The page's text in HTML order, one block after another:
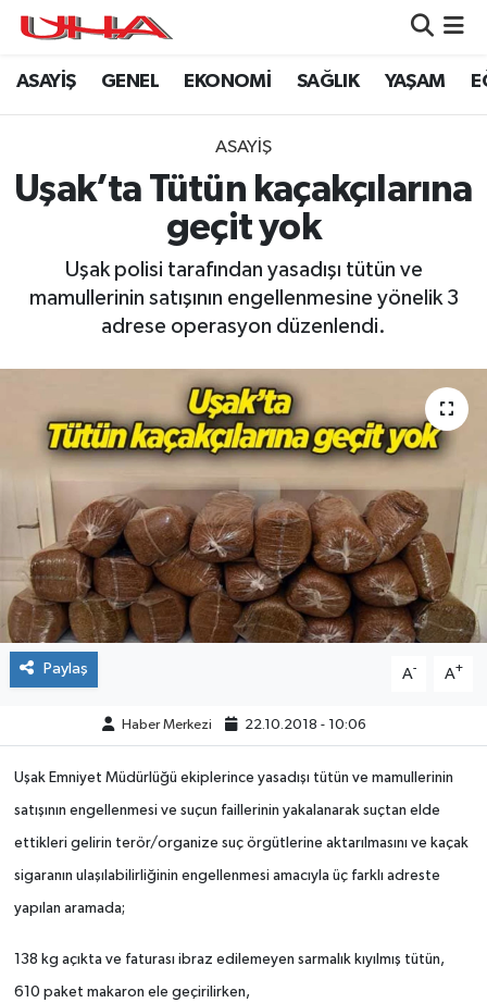
ASAYİŞ GENEL EKONOMİ SAĞLIK YAŞAM
ASAYİŞ
Uşak’ta Tütün kaçakçılarına
geçit yok
Uşak polisi tarafından yasadışı tütün ve
mamullerinin satışının engellenmesine yönelik 3
adrese operasyon düzenlendi.
Paylaş A- A+
Haber Merkezi 22.10.2018 - 10:06
Uşak Emniyet Müdürlüğü ekiplerince yasadışı tütün ve mamullerinin
satışının engellenmesi ve suçun faillerinin yakalanarak suçtan elde
ettikleri gelirin terör/organize suç örgütlerine aktarılmasını ve kaçak
sigaranın ulaşılabilirliğinin engellenmesi amacıyla üç farklı adreste
yapılan aramada;
138 kg açıkta ve faturası ibraz edilemeyen sarmalık kıyılmış tütün,
610 paket makaron ele geçirilirken,
ASAYİŞ
GENEL
SAĞLIK
EKONOMİ
EĞİTİM
ÇEVRE
DÜNYA
HABERDE İNSAN
BİLİM VE TEKNOLOJİ
KAMPANYALAR
KÜLTÜR-SANAT
ÖZEL HABER
POLİTİKA
Nöbetçi Eczaneler
Namaz Vakitleri
Trafik Durumu
Puan Durumu ve Fikstür
Son Dakika Haberleri
Haber Arşivi